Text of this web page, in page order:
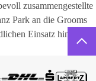
zusammengestellte
Park an die Grooms
Einsatz hinter den